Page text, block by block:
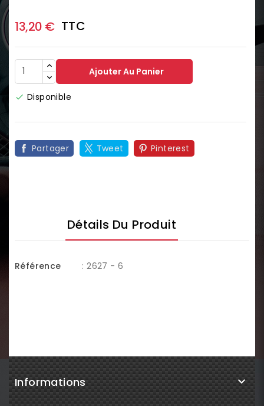
13,20 € TTC
Ajouter Au Panier
 Disponible
Partager Tweet Pinterest
Détails Du Produit
Référence : 2627 - 6
Informations 